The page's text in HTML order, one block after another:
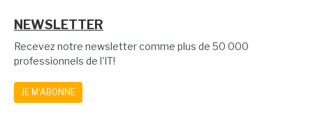
NEWSLETTER
Recevez notre newsletter comme plus de 50 000
professionnels de l'IT!
JE M'ABONNE